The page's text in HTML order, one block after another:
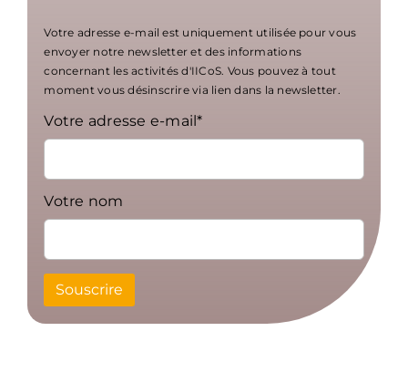
Votre adresse e-mail est uniquement utilisée pour vous
envoyer notre newsletter et des informations
concernant les activités d'IICoS. Vous pouvez à tout
moment vous désinscrire via lien dans la newsletter.
Votre adresse e-mail*
Votre nom